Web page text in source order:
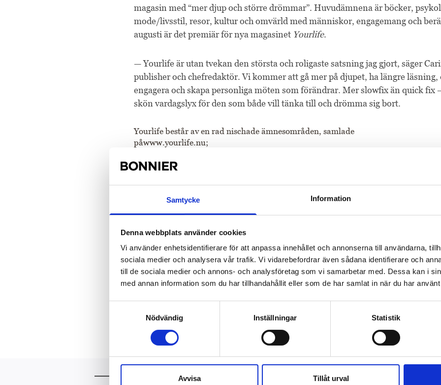
Samtycke Information
Denna webbplats använder cookies
Vi använder enhetsidentifierare för att anpassa innehållet och annonserna till användarna,
sociala medier och analysera vår trafik. Vi vidarebefordrar även sådana identifierare och
till de sociala medier och annons- och analysföretag som vi samarbetar med. Dessa kan i
med annan information som du har tillhandahållit eller som de har samlat in när du har
Nödvändig
Inställningar Statistik
Avvisa Tillåt urval
magasin med “mer djup och större drömmar”. Huvudämnena är böcker,
mode/livsstil, resor, kultur och omvärld med människor, engagemang och
augusti är det premiär för nya magasinet Yourlife.
— Yourlife är utan tvekan den största och roligaste satsning jag gjort, säger
publisher och chefredaktör. Vi kommer att gå mer på djupet, ha längre
engagera och skapa personliga möten som förändrar. Mer slowfix än quick
skön vardagslyx för den som både vill tänka till och drömma sig bort.
Yourlife består av en rad nischade ämnesområden, samlade
påwww.yourlife.nu;
MINDyourlife, psykologi och personlig utveckling.
BOOKyourlife, mer läslyx i livet (har varit i gång sedan 2009).
WORKyourlife, karriärutveckling — start för seminarier under våren
SPAyourlife, skönhet och träning för livet.
TRAVELyourlife, personliga reseguider.
SPICEyourlife, matinspiration i vardagen.
Sajten yourlife.nu kommer att ha kända bloggare, inspiratörer,
Bonnier Tidsskrifter Carina Nunstedt
Mer att läsa